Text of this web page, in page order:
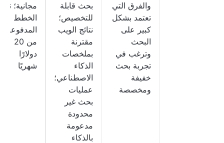
والفرق التي
تعتمد بشكل
كبير على
البحث
وترغب في
تجربة بحث
خفيفة
ومخصصة
بحث قابلة
للتخصيص؛
نتائج الويب
مقترنة
بملخصات
الذكاء
الاصطناعي؛
عمليات
بحث غير
محدودة
مدعومة
بالذكاء
مجانية؛ تبدأ
الخطط
المدفوعة
من 20
دولارًا
شهريًا